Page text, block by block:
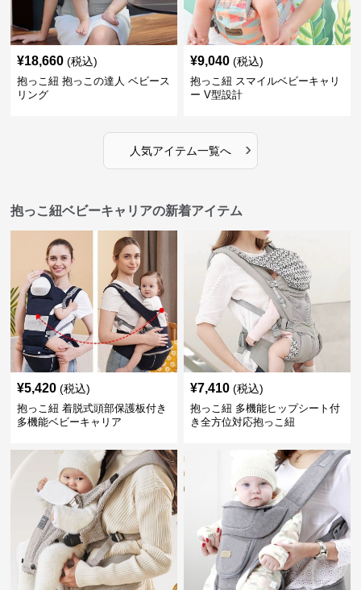
¥18,660 (税込)
抱っこ紐 抱っこの達人 ベビース
リング
¥9,040 (税込)
抱っこ紐 スマイルベビーキャリ
ー V型設計
人気アイテム一覧へ ›
抱っこ紐ベビーキャリアの新着アイテム
¥5,420 (税込)
抱っこ紐 着脱式頭部保護板付き
多機能ベビーキャリア
¥7,410 (税込)
抱っこ紐 多機能ヒップシート付
き全方位対応抱っこ紐